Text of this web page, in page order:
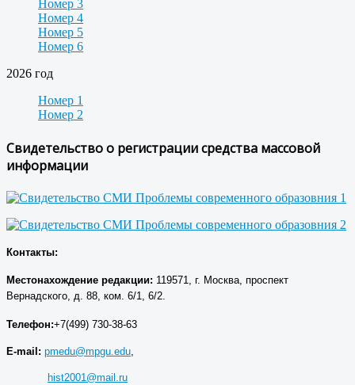
Номер 3
Номер 4
Номер 5
Номер 6
2026 год
Номер 1
Номер 2
Свидетельство о регистрации средства массовой
информации
Контакты:
Местонахождение редакции: 119571, г. Москва, проспект
Вернадского, д. 88, ком. 6/1, 6/2.
Телефон:+7(499) 730-38-63
E-mail: pmedu@mpgu.edu
hist2001@mail.ru